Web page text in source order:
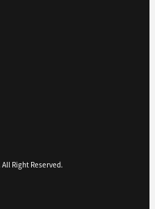
All Right Reserved.